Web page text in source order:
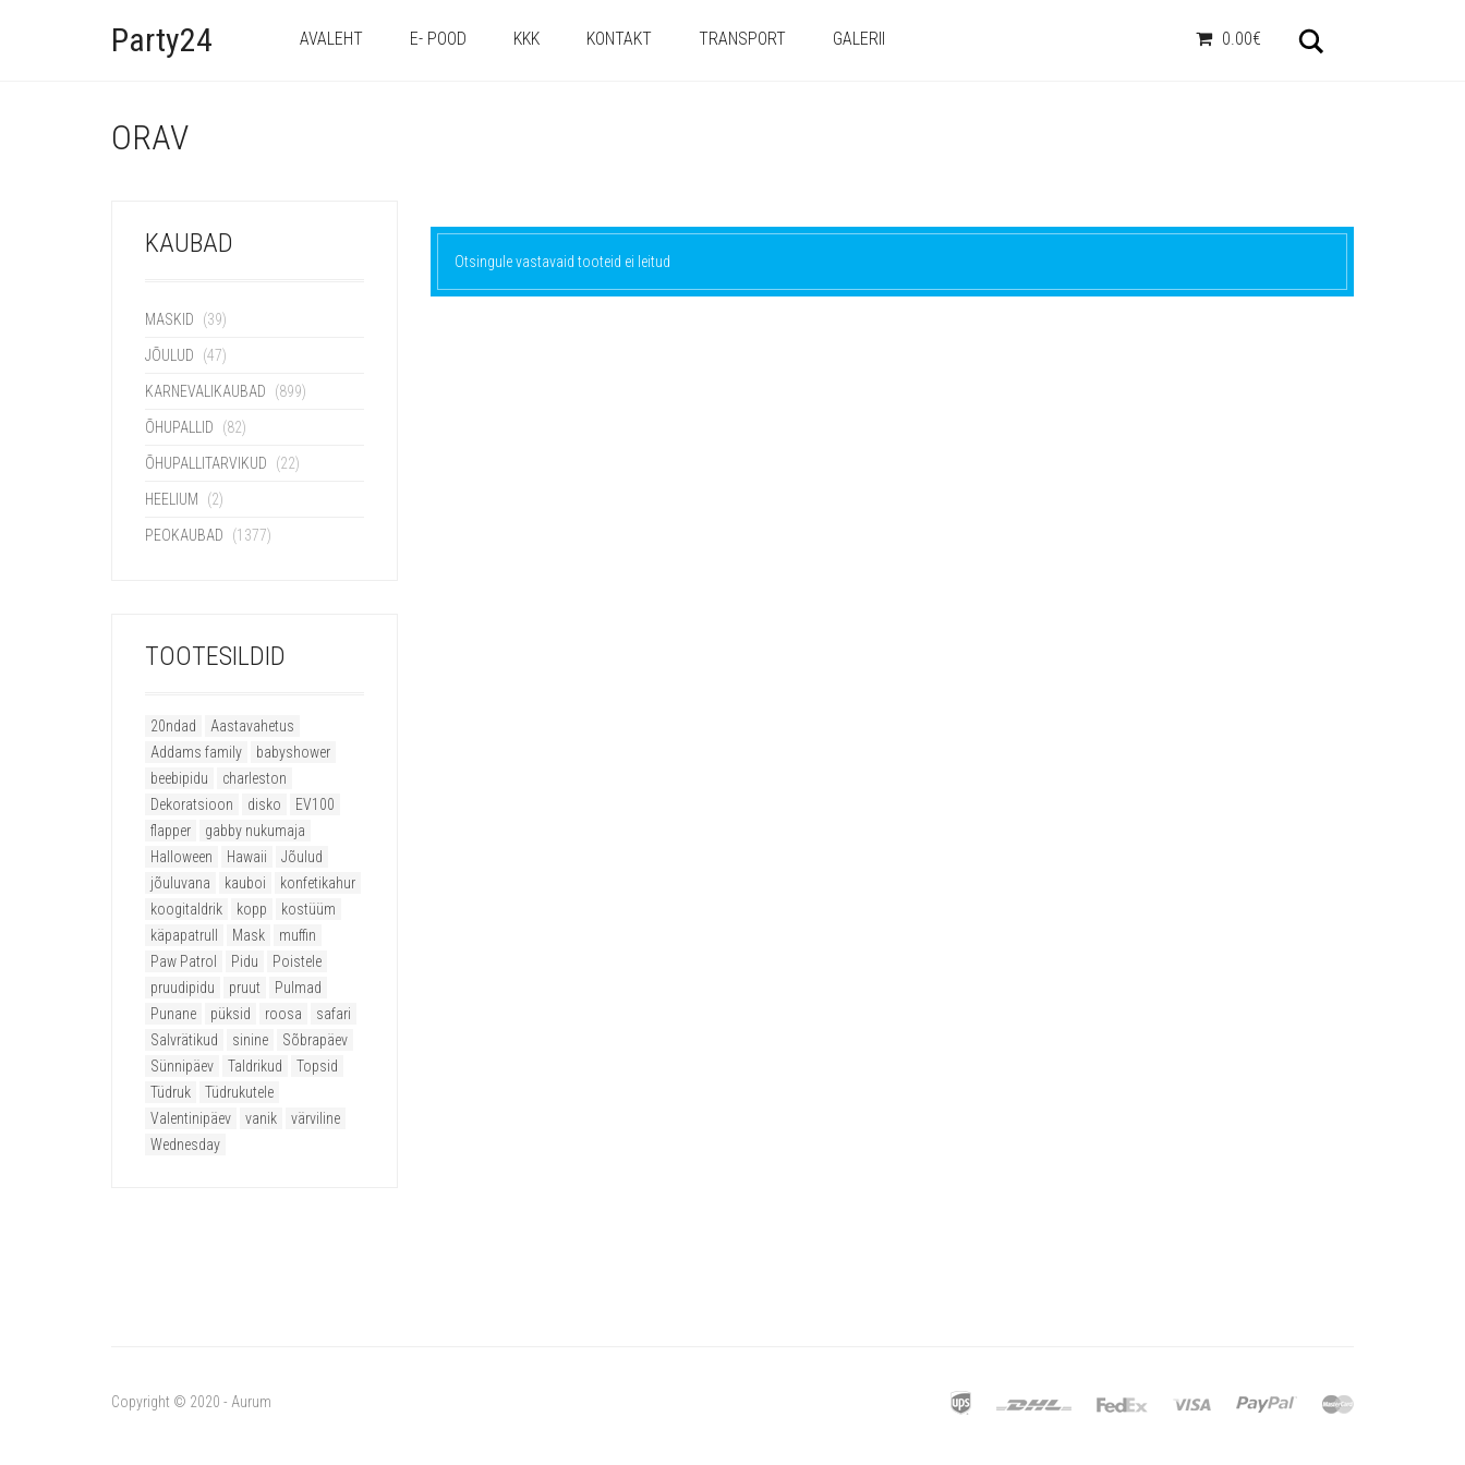
Party24 AVALEHT E- POOD KKK KONTAKT TRANSPORT GALERII 0.00€
ORAV
KAUBAD
MASKID (39)
JÕULUD (47)
KARNEVALIKAUBAD (899)
ÕHUPALLID (82)
ÕHUPALLITARVIKUD (22)
HEELIUM (2)
PEOKAUBAD (1377)
TOOTESILDID
20ndad
Aastavahetus
Addams family
babyshower
beebipidu
charleston
Dekoratsioon
disko
EV100
flapper
gabby nukumaja
Halloween
Hawaii
Jõulud
jõuluvana
kauboi
konfetikahur
koogitaldrik
kopp
kostüüm
käpapatrull
Mask
muffin
Paw Patrol
Pidu
Poistele
pruudipidu
pruut
Pulmad
Punane
püksid roosa
safari
Salvrätikud
sinine
Sõbrapäev
Sünnipäev
Taldrikud
Topsid
Tüdruk
Tüdrukutele
Valentinipäev
vanik
värviline
Wednesday
Otsingule vastavaid tooteid ei leitud
Copyright © 2020 - Aurum